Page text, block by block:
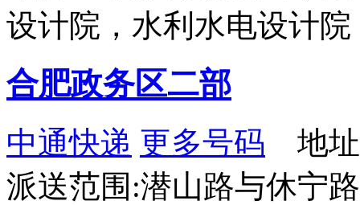
设计院，水利水电设计
合肥政务区二部
中通快递 更多号码 地址
派送范围:潜山路与休宁